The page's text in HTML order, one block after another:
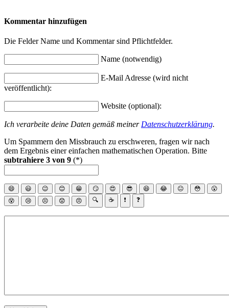
Kommentar hinzufügen
Die Felder Name und Kommentar sind Pflichtfelder.
Name (notwendig)
E-Mail Adresse (wird nicht
veröffentlicht):
Website (optional):
Ich verarbeite deine Daten gemäß meiner Datenschutzerklärung.
Um Spammern den Missbrauch zu erschweren, fragen wir nach
dem Ergebnis einer einfachen mathematischen Operation. Bitte
subtrahiere 3 von 9 (*)
😄 😃 😉 😊 😁 😏 😍 😎 😆 😂 😐 😳
😮
😵
😢 😣 😟 😠 🔍 ☕ ❗ ❓